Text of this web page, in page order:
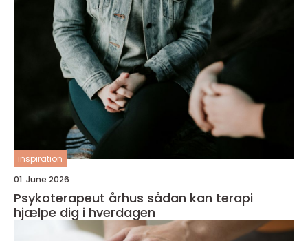
inspiration
01. June 2026
Psykoterapeut århus sådan kan terapi
hjælpe dig i hverdagen